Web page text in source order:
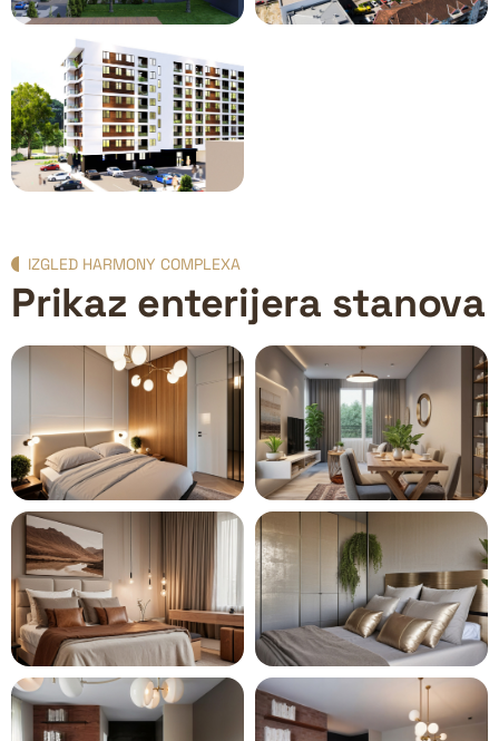
IZGLED HARMONY COMPLEXA
Prikaz enterijera stanova